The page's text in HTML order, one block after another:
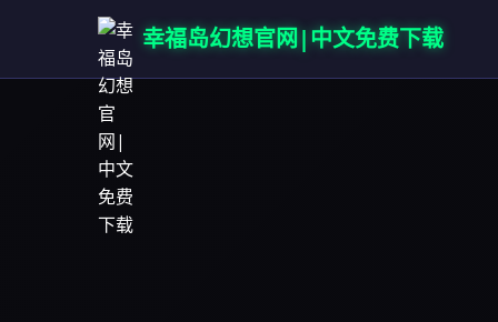
幸福岛幻想官网|中文免费下载